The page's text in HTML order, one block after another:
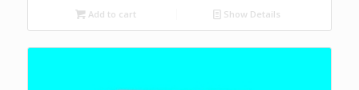
Add to cart Show Details